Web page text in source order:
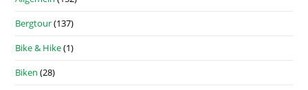
Bergtour(137)
Bike & Hike(1)
Biken (28)